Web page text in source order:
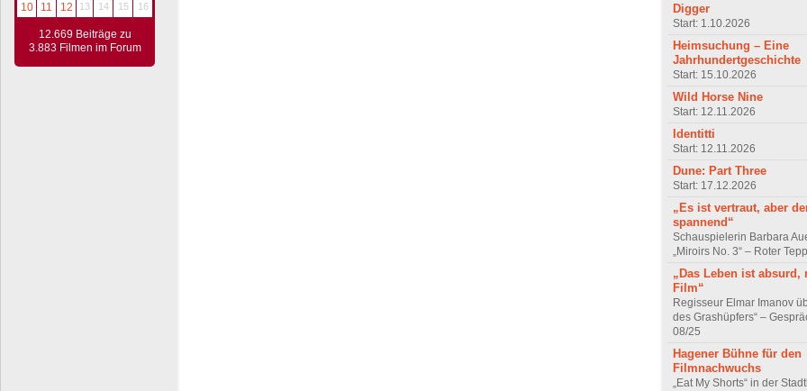
10
11 12 13 14 15 16
12.669 Beiträge zu
3.883 Filmen im Forum
Digger
Start: 1.10.2026
Heimsuchung – Eine
Jahrhundertgeschichte
Start: 15.10.2026
Wild Horse Nine
Start: 12.11.2026
Identitti
Start: 12.11.2026
Dune: Part Three
Start: 17.12.2026
„Es ist vertraut, aber
spannend“
Schauspielerin Barbara
„Miroirs No. 3“ – Roter
„Das Leben ist absurd,
Film“
Regisseur Elmar Imanov
des Grashüpfers“ –
08/25
Hagener Bühne für den
Filmnachwuchs
„Eat My Shorts“ in der